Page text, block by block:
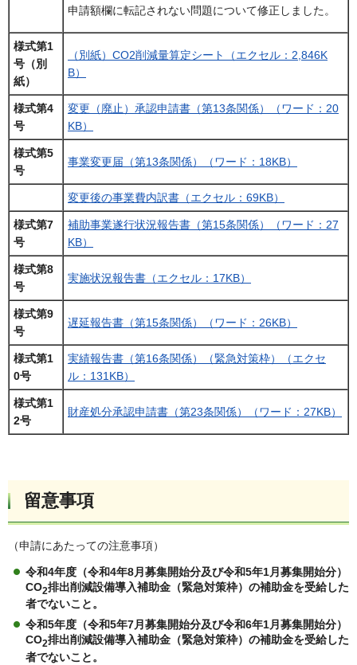
申請額欄に転記されない問題について修正しました。
様式第1
号（別
紙）
（別紙）CO2削減量算定シート（エクセル：2,846K
B）
様式第4
号
変更（廃止）承認申請書（第13条関係）（ワード：20
KB）
様式第5
号
事業変更届（第13条関係）（ワード：18KB）
変更後の事業費内訳書（エクセル：69KB）
様式第7
号
補助事業遂行状況報告書（第15条関係）（ワード：27
KB）
様式第8
号
実施状況報告書（エクセル：17KB）
様式第9
号
遅延報告書（第15条関係）（ワード：26KB）
様式第1
0号
実績報告書（第16条関係）（緊急対策枠）（エクセ
ル：131KB）
様式第1
2号
財産処分承認申請書（第23条関係）（ワード：27KB）
留意事項
（申請にあたっての注意事項）
令和4年度（令和4年8月募集開始分及び令和5年1月募集開始分）
CO2排出削減設備導入補助金（緊急対策枠）の補助金を受給した
者でないこと。
令和5年度（令和5年7月募集開始分及び令和6年1月募集開始分）
CO2排出削減設備導入補助金（緊急対策枠）の補助金を受給した
者でないこと。